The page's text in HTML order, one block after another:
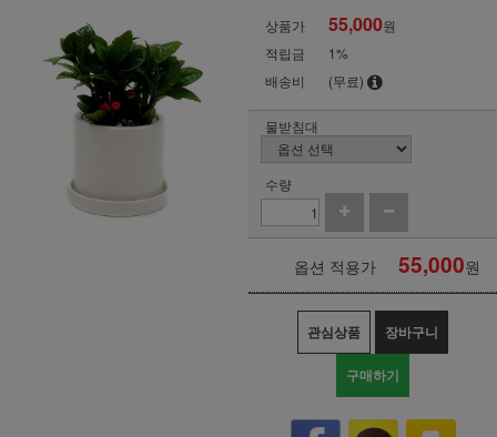
상품가 55,000원
적립금
1%
배송비
(무료)
물받침대
수량
옵션 적용가 55,000원
관심상품 장바구니
구매하기